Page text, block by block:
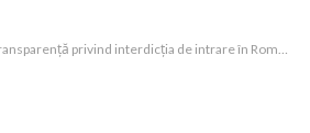
privind interdicția de intrare în România